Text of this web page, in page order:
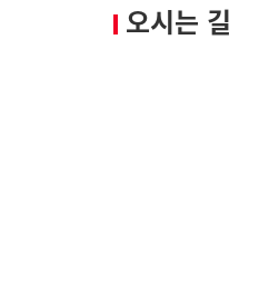
오시는 길